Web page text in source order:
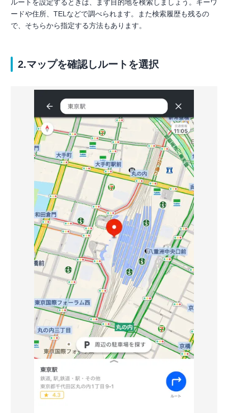
ルートを設定するときは、まず目的地を検索しましょう。キーワ
ードや住所、TELなどで調べられます。また検索履歴も残るの
で、そちらから指定する方法もあります。
2.マップを確認しルートを選択